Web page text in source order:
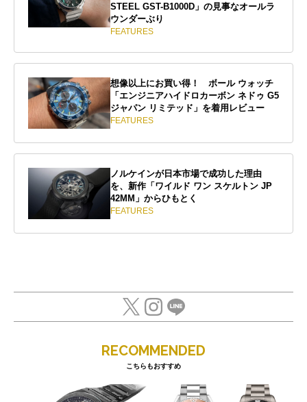
STEEL GST-B1000D」の見事なオールラ
ウンダーぶり
FEATURES
想像以上にお買い得！ ボール ウォッチ
「エンジニアハイドロカーボン ネドゥ G5
ジャパン リミテッド」を着用レビュー
FEATURES
ノルケインが日本市場で成功した理由
を、新作「ワイルド ワン スケルトン JP
42MM」からひもとく
FEATURES
RECOMMENDED
こちらもおすすめ